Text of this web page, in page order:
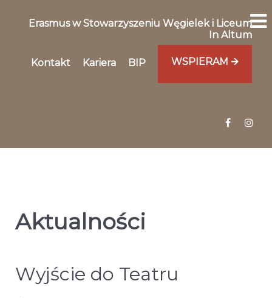
Erasmus w Stowarzyszeniu Węgielek i Liceum
In Altum
Kontakt Kariera BIP WSPIERAM 🡪
Aktualności
Wyjście do Teatru